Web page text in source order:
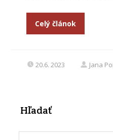
Celý článok
20.6. 2023 Jana
Hľadať